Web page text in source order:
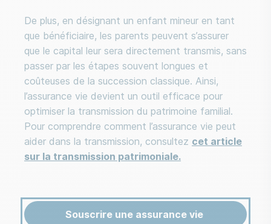
De plus, en désignant un enfant mineur en tant
que bénéficiaire, les parents peuvent s’assurer
que le capital leur sera directement transmis, sans
passer par les étapes souvent longues et
coûteuses de la succession classique. Ainsi,
l’assurance vie devient un outil efficace pour
optimiser la transmission du patrimoine familial.
Pour comprendre comment l’assurance vie peut
aider dans la transmission, consultez cet article
sur la transmission patrimoniale.
Souscrire une assurance vie